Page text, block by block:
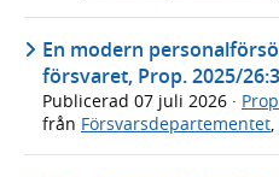
En modern
försvaret, Prop. 2025/
Publicerad 07 juli 2026 ·
från Försvarsdepartementet,